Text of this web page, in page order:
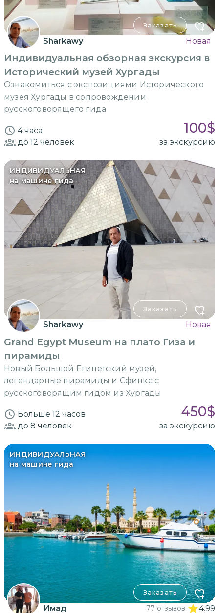
Заказать
Sharkawy Новая
Индивидуальная обзорная экскурсия в
Исторический музей Хургады
Ознакомиться с экспозициями Исторического
музея Хургады в сопровождении
русскоговорящего гида
4 часа 100$
до 12 человек за экскурсию
ИНДИВИДУАЛЬНАЯ
на машине гида
Заказать
Sharkawy Новая
Grand Egypt Museum на плато Гиза и
пирамиды
Новый Большой Египетский музей,
легендарные пирамиды и Сфинкс с
русскоговорящим гидом из Хургады
Больше 12 часов 450$
до 8 человек за экскурсию
ИНДИВИДУАЛЬНАЯ
на машине гида
Заказать
Имад 77 отзывов 4.99